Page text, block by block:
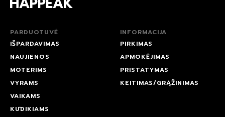
PARDUOTUVĖ
IŠPARDAVIMAS
NAUJIENOS
MOTERIMS
VYRAMS
VAIKAMS
KŪDIKIAMS
INFORMACIJA
PIRKIMAS
APMOKĖJIMAS
PRISTATYMAS
KEITIMAS/GRĄŽINIMAS